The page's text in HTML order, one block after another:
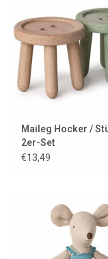
Maileg Hocker /
2er-Set
€13,49